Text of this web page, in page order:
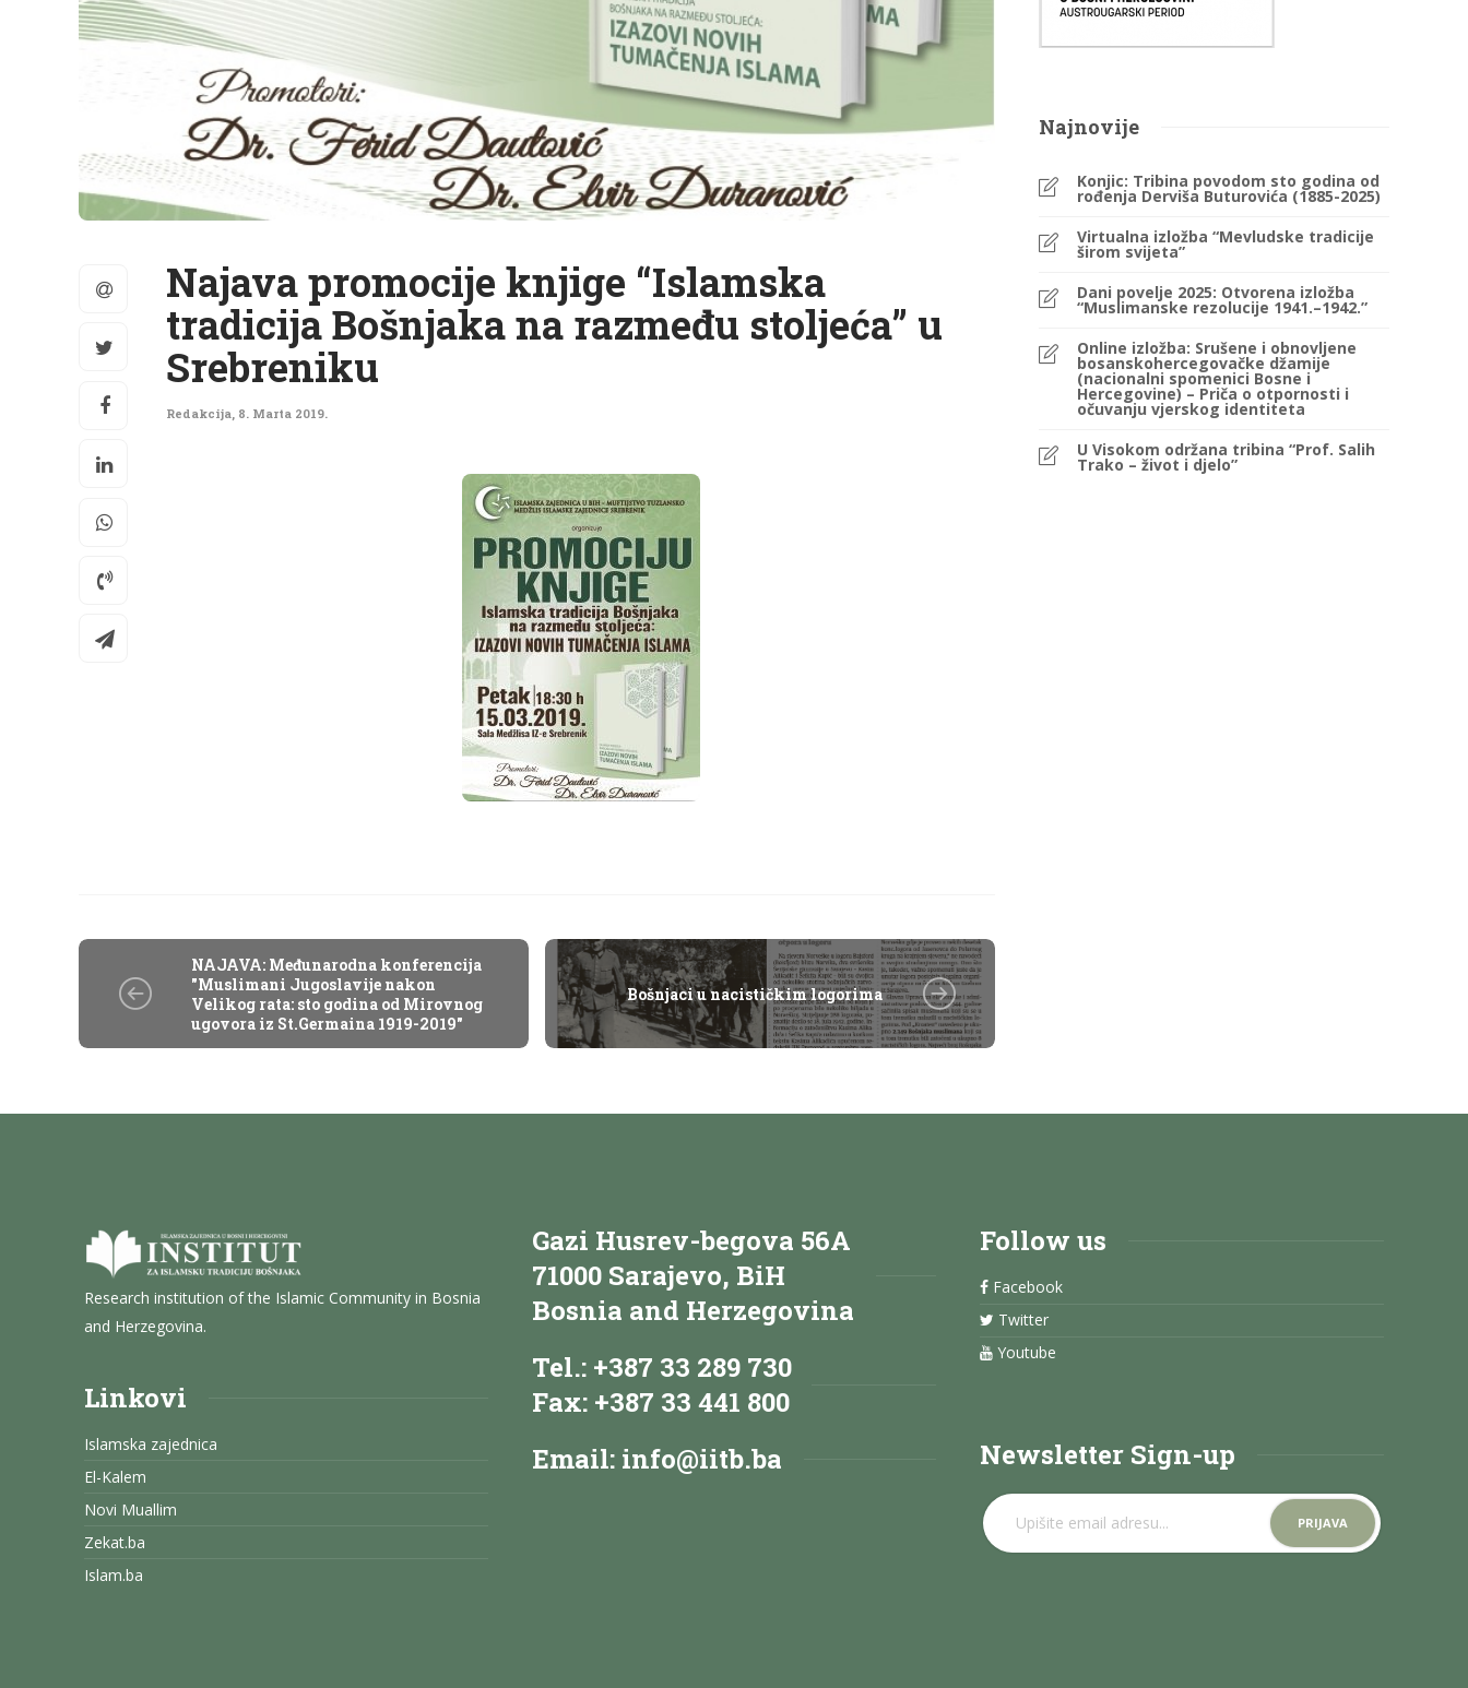
Najava promocije knjige “Islamska
tradicija Bošnjaka na razmeđu stoljeća” u
Srebreniku
Redakcija, 8. Marta 2019.
NAJAVA: Međunarodna konferencija
"Muslimani Jugoslavije nakon
Velikog rata: sto godina od Mirovnog
ugovora iz St.Germaina 1919-2019"
Bošnjaci u nacističkim logorima
Najnovije
Konjic: Tribina povodom sto godina od
rođenja Derviša Buturovića (1885-2025)
Virtualna izložba “Mevludske tradicije
širom svijeta”
Dani povelje 2025: Otvorena izložba
“Muslimanske rezolucije 1941.–1942.”
Online izložba: Srušene i obnovljene
bosanskohercegovačke džamije
(nacionalni spomenici Bosne i
Hercegovine) – Priča o otpornosti i
očuvanju vjerskog identiteta
U Visokom održana tribina “Prof. Salih
Trako – život i djelo”
Research institution of the Islamic Community in Bosnia
and Herzegovina.
Linkovi
Islamska zajednica
El-Kalem
Novi Muallim
Zekat.ba
Islam.ba
Gazi Husrev-begova 56A
71000 Sarajevo, BiH
Bosnia and Herzegovina
Tel.: +387 33 289 730
Fax: +387 33 441 800
Email: info@iitb.ba
Follow us
Facebook
Twitter
Youtube
Newsletter Sign-up